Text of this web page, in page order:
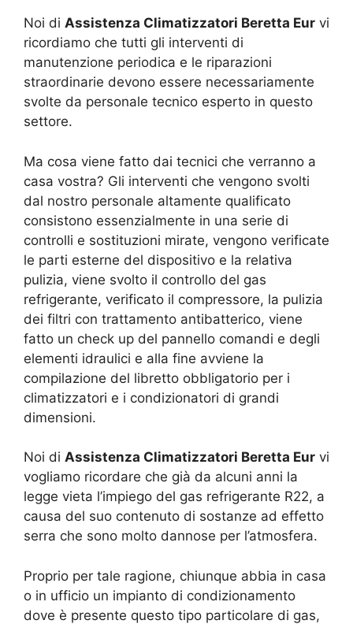
Noi di Assistenza Climatizzatori Beretta Eur vi
ricordiamo che tutti gli interventi di
manutenzione periodica e le riparazioni
straordinarie devono essere necessariamente
svolte da personale tecnico esperto in questo
settore.
Ma cosa viene fatto dai tecnici che verranno a
casa vostra? Gli interventi che vengono svolti
dal nostro personale altamente qualificato
consistono essenzialmente in una serie di
controlli e sostituzioni mirate, vengono verificate
le parti esterne del dispositivo e la relativa
pulizia, viene svolto il controllo del gas
refrigerante, verificato il compressore, la pulizia
dei filtri con trattamento antibatterico, viene
fatto un check up del pannello comandi e degli
elementi idraulici e alla fine avviene la
compilazione del libretto obbligatorio per i
climatizzatori e i condizionatori di grandi
dimensioni.
Noi di Assistenza Climatizzatori Beretta Eur vi
vogliamo ricordare che già da alcuni anni la
legge vieta l’impiego del gas refrigerante R22, a
causa del suo contenuto di sostanze ad effetto
serra che sono molto dannose per l’atmosfera.
Proprio per tale ragione, chiunque abbia in casa
o in ufficio un impianto di condizionamento
dove è presente questo tipo particolare di gas,